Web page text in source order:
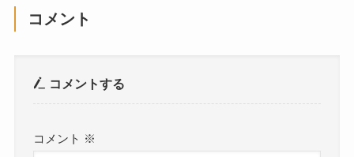
コメント
コメントする
コメント ※